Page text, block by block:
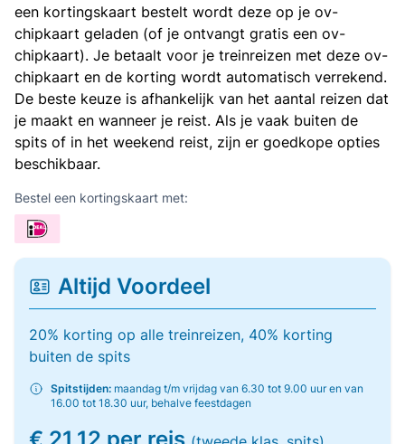
een kortingskaart bestelt wordt deze op je ov-
chipkaart geladen (of je ontvangt gratis een ov-
chipkaart). Je betaalt voor je treinreizen met deze ov-
chipkaart en de korting wordt automatisch verrekend.
De beste keuze is afhankelijk van het aantal reizen dat
je maakt en wanneer je reist. Als je vaak buiten de
spits of in het weekend reist, zijn er goedkope opties
beschikbaar.
Bestel een kortingskaart met:
Altijd Voordeel
20% korting op alle treinreizen, 40% korting
buiten de spits
Spitstijden: maandag t/m vrijdag van 6.30 tot 9.00 uur en van
16.00 tot 18.30 uur, behalve feestdagen